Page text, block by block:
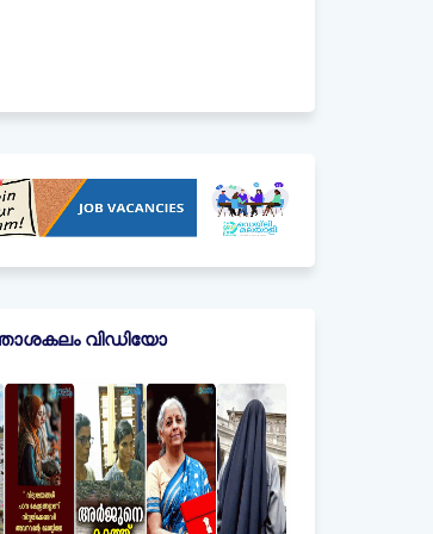
വിഡിയോ